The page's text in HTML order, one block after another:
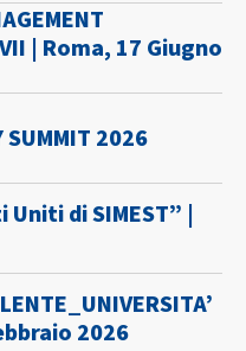
| Roma, 17 Giugno
SUMMIT 2026
Uniti di SIMEST” |
2026